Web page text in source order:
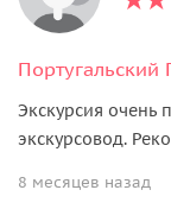
Экскурсия очень
экскурсовод.
8 месяцев назад